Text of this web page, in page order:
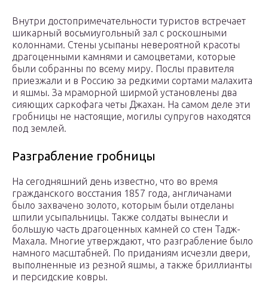
Внутри достопримечательности туристов встречает
шикарный восьмиугольный зал с роскошными
колоннами. Стены усыпаны невероятной красоты
драгоценными камнями и самоцветами, которые
были собранны по всему миру. Послы правителя
приезжали и в Россию за редкими сортами малахита
и яшмы. За мраморной ширмой установлены два
сияющих саркофага четы Джахан. На самом деле эти
гробницы не настоящие, могилы супругов находятся
под землей.
Разграбление гробницы
На сегодняшний день известно, что во время
гражданского восстания 1857 года, англичанами
было захвачено золото, которым были отделаны
шпили усыпальницы. Также солдаты вынесли и
большую часть драгоценных камней со стен Тадж-
Махала. Многие утверждают, что разграбление было
намного масштабней. По приданиям исчезли двери,
выполненные из резной яшмы, а также бриллианты
и персидские ковры.